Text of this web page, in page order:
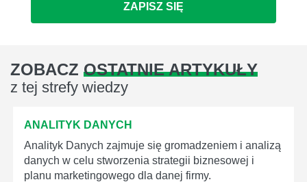
ZAPISZ SIĘ
ZOBACZ OSTATNIE ARTYKUŁY
z tej strefy wiedzy
ANALITYK DANYCH
Analityk Danych zajmuje się gromadzeniem i analizą
danych w celu stworzenia strategii biznesowej i
planu marketingowego dla danej firmy.